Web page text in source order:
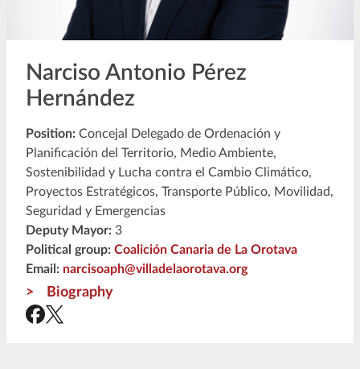
Narciso Antonio Pérez
Hernández
Position: Concejal Delegado de Ordenación y
Planificación del Territorio, Medio Ambiente,
Sostenibilidad y Lucha contra el Cambio Climático,
Proyectos Estratégicos, Transporte Público, Movilidad,
Seguridad y Emergencias
Deputy Mayor: 3
Political group: Coalición Canaria de La Orotava
Email: narcisoaph@villadelaorotava.org
Biography